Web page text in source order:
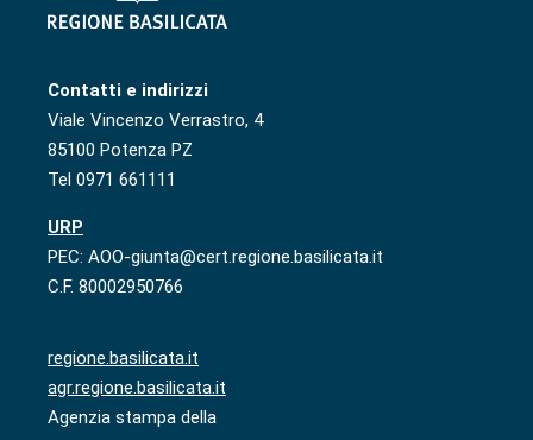
Contatti e indirizzi
Viale Vincenzo Verrastro, 4
85100 Potenza PZ
Tel 0971 661111
URP
PEC: AOO-giunta@cert.regione.basilicata.it
C.F. 80002950766
regione.basilicata.it
agr.regione.basilicata.it
Agenzia stampa della